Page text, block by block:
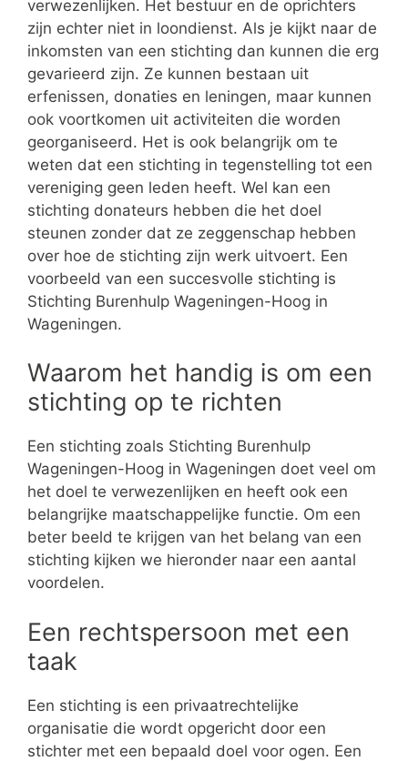
verwezenlijken. Het bestuur en de oprichters
zijn echter niet in loondienst. Als je kijkt naar de
inkomsten van een stichting dan kunnen die erg
gevarieerd zijn. Ze kunnen bestaan uit
erfenissen, donaties en leningen, maar kunnen
ook voortkomen uit activiteiten die worden
georganiseerd. Het is ook belangrijk om te
weten dat een stichting in tegenstelling tot een
vereniging geen leden heeft. Wel kan een
stichting donateurs hebben die het doel
steunen zonder dat ze zeggenschap hebben
over hoe de stichting zijn werk uitvoert. Een
voorbeeld van een succesvolle stichting is
Stichting Burenhulp Wageningen-Hoog in
Wageningen.
Waarom het handig is om een
stichting op te richten
Een stichting zoals Stichting Burenhulp
Wageningen-Hoog in Wageningen doet veel om
het doel te verwezenlijken en heeft ook een
belangrijke maatschappelijke functie. Om een
beter beeld te krijgen van het belang van een
stichting kijken we hieronder naar een aantal
voordelen.
Een rechtspersoon met een
taak
Een stichting is een privaatrechtelijke
organisatie die wordt opgericht door een
stichter met een bepaald doel voor ogen. Een